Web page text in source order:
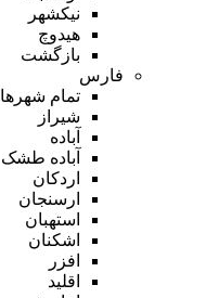
نیکشهر
هیدوچ
بازگشت
فارس
تمام شهر‌ها
شیراز
آباده
آباده طشک
اردکان
ارسنجان
استهبان
اشکنان
افزر
اقلید